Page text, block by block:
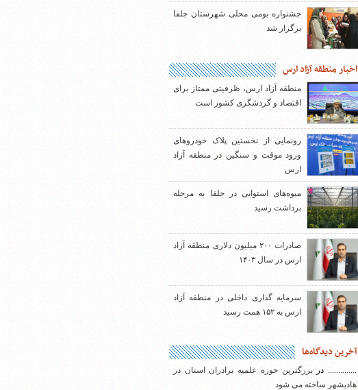
جشنواره بومی محلی شهرستان جلفا
برگزار شد
اخبار منطقه آزاد ارس
منطقه آزاد ارس، ظرفیتی ممتاز برای
اقتصاد و گردشگری کشور است
رونمایی از نخستین پلاک خودروهای
ورود موقت و سنگین در منطقه آزاد
ارس
میوه‌های استوایی در جلفا به مرحله
برداشت رسید
صادرات ۲۰۰ میلیون دلاری منطقه آزاد
ارس در سال ۱۴۰۳
سرمایه گذاری داخلی در منطقه آزاد
ارس به ۱۵۲ همت رسید
آخرین دیدگاه‌ها
.............. دربزرگترین حوزه علمیه برادران استان در
هادیشهر ساخته می شود